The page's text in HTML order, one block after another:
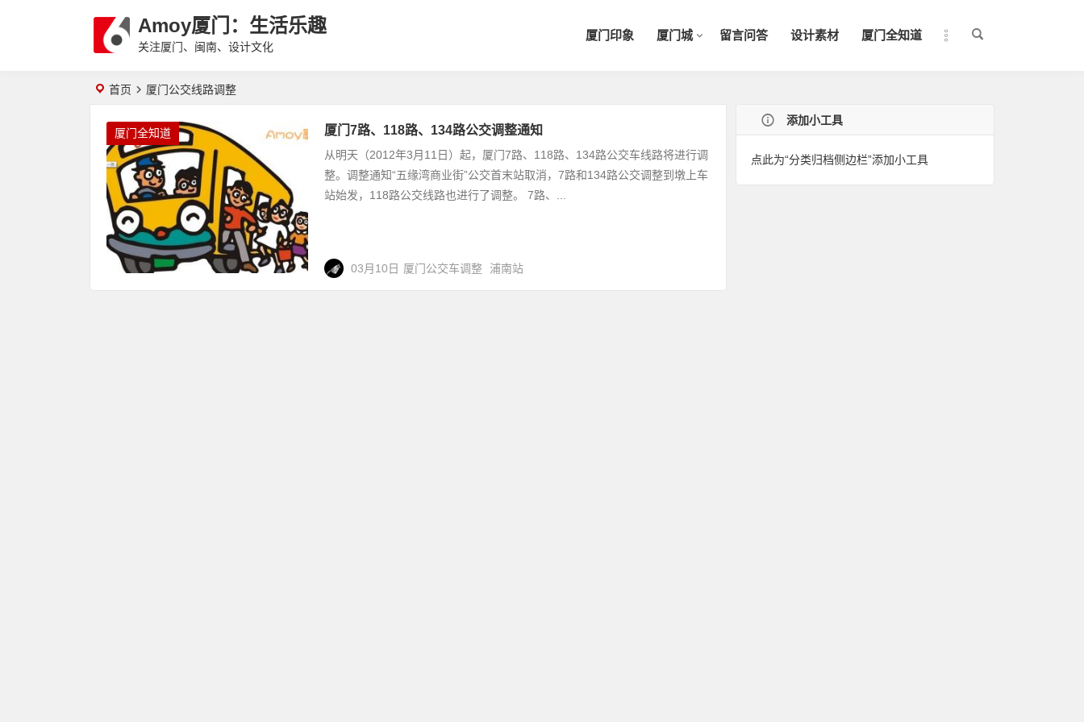
Amoy厦门：生活乐趣
关注厦门、闽南、设计文化
厦门印象 厦门城 留言问答 设计素材 厦门全知道
首页 厦门公交线路调整
厦门全知道 厦门7路、118路、134路公交调整通知
从明天（2012年3月11日）起，厦门7路、118路、134路公交车线路将进行调
整。调整通知“五缘湾商业街”公交首末站取消，7路和134路公交调整到墩上车
站始发，118路公交线路也进行了调整。 7路、...
03月10日 厦门公交车调整 浦南站
添加小工具
点此为“分类归档侧边栏”添加小工具